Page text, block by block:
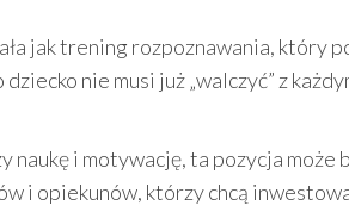
jak trening rozpoznawania, który
nie musi już „walczyć” z
naukę i motywację, ta pozycja może
i opiekunów, którzy chcą